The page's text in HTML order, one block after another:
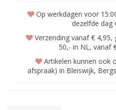
Op werkdagen voor
dezelfde dag
Verzending vanaf € 4,95,
50,- in NL, vanaf
Artikelen kunnen ook
afspraak) in Bleiswijk,